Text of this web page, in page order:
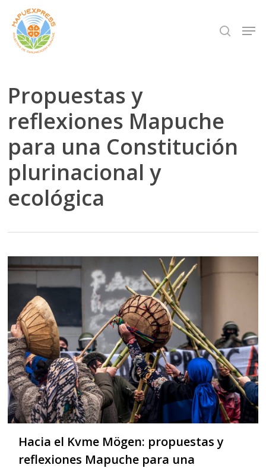
Skip
main
search
Propuestas y
reflexiones Mapuche
para una Constitución
plurinacional y
ecológica
Hacia el Kvme Mögen: propuestas y
reflexiones Mapuche para una
Close